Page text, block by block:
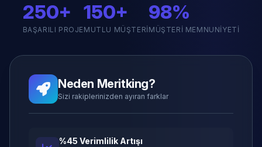
250+
BAŞARILI PROJE
150+
MUTLU MÜŞTERI
98%
MÜŞTERI MEMNUNIYETI
Neden Meritking?
Sizi rakiplerinizden ayıran farklar
%45 Verimlilik Artışı